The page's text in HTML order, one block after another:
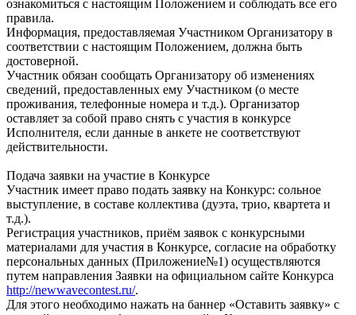
ознакомиться с настоящим Положением и соблюдать все его
правила.
Информация, предоставляемая Участником Организатору в
соответствии с настоящим Положением, должна быть
достоверной.
Участник обязан сообщать Организатору об изменениях
сведений, предоставленных ему Участником (о месте
проживания, телефонные номера и т.д.). Организатор
оставляет за собой право снять с участия в конкурсе
Исполнителя, если данные в анкете не соответствуют
действительности.
Подача заявки на участие в Конкурсе
Участник имеет право подать заявку на Конкурс: сольное
выступление, в составе коллектива (дуэта, трио, квартета и
т.д.).
Регистрация участников, приём заявок с конкурсными
материалами для участия в Конкурсе, согласие на обработку
персональных данных (Приложение№1) осуществляются
путем направления Заявки на официальном сайте Конкурса
http://newwavecontest.ru/.
Для этого необходимо нажать на баннер «Оставить заявку» с